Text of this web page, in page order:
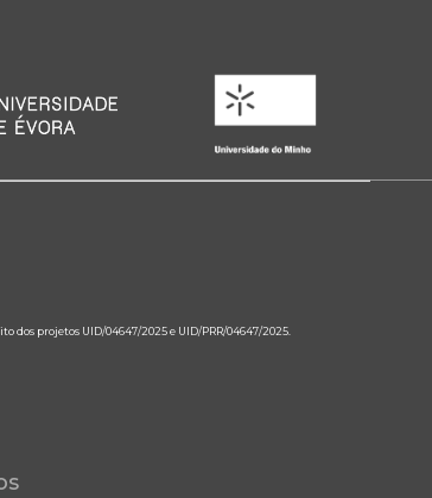
dos projetos UID/04647/2025 e UID/PRR/04647/2025.